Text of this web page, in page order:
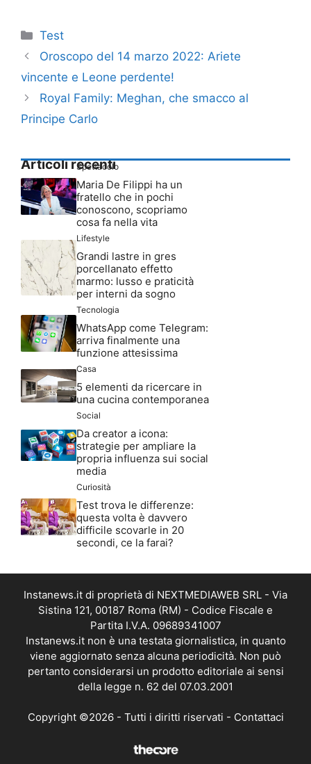
Categorie
Test
Oroscopo del 14 marzo 2022: Ariete
vincente e Leone perdente!
Royal Family: Meghan, che smacco al
Principe Carlo
Articoli recenti
Spettacolo
Maria De Filippi ha un
fratello che in pochi
conoscono, scopriamo
cosa fa nella vita
Lifestyle
Grandi lastre in gres
porcellanato effetto
marmo: lusso e praticità
per interni da sogno
Tecnologia
WhatsApp come Telegram:
arriva finalmente una
funzione attesissima
Casa
5 elementi da ricercare in
una cucina contemporanea
Social
Da creator a icona:
strategie per ampliare la
propria influenza sui social
media
Curiosità
Test trova le differenze:
questa volta è davvero
difficile scovarle in 20
secondi, ce la farai?
Instanews.it di proprietà di NEXTMEDIAWEB SRL - Via
Sistina 121, 00187 Roma (RM) - Codice Fiscale e
Partita I.V.A. 09689341007
Instanews.it non è una testata giornalistica, in quanto
viene aggiornato senza alcuna periodicità. Non può
pertanto considerarsi un prodotto editoriale ai sensi
della legge n. 62 del 07.03.2001
Copyright ©2026 - Tutti i diritti riservati - Contattaci